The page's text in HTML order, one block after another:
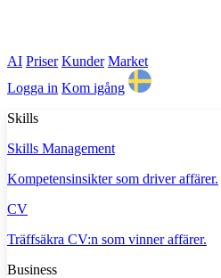
AI Priser Kunder Market
Logga in Kom igång
Skills
Skills Management
Kompetensinsikter som driver affärer.
CV
Träffsäkra CV:n som vinner affärer.
Business